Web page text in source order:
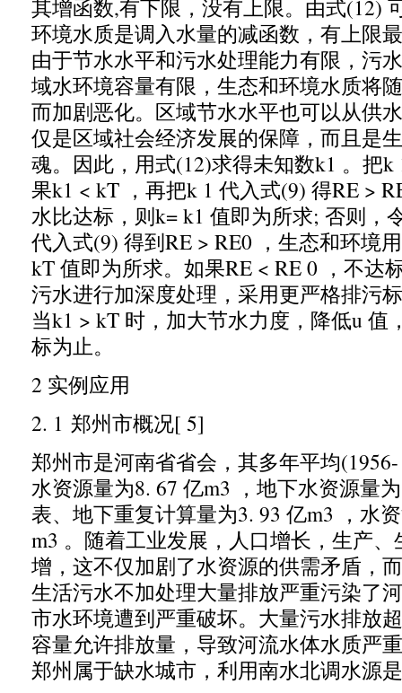
其增函数,有下限 ， 没有上限。由式(12)
环境水质是调入水量的减函数 ， 有上限
由于节水水平和污水处理能力有限 ， 污
域水环境容量有限 ， 生态和环境水质将
而加剧恶化。区域节水水平也可以从供
仅是区域社会经济发展的保障 ， 而且是
魂。因此 ， 用式(12)求得未知数k1 。把k
果k1 < kT ， 再把k 1 代入式(9) 得RE >
水比达标 ， 则k= k1 值即为所求; 否则 ，
代入式(9) 得到RE > RE0 ， 生态和环境
kT值即为所求。如果RE < RE 0 ， 不达
污水进行加深度处理 ， 采用更严格排污
当k1 > kT 时 ， 加大节水力度 ， 降低u 值
标为止。
2 实例应用
2. 1 郑州市概况[ 5]
郑州市是河南省省会 ， 其多年平均
水资源量为8. 67 亿m3 ， 地下水资源量为
表、地下重复计算量为3. 93 亿m3 ， 水
m3 。随着工业发展 ， 人口增长 ， 生产、
增 ， 这不仅加剧了水资源的供需矛盾 ，
生活污水不加处理大量排放严重污染了
市水环境遭到严重破坏。大量污水排放
容量允许排放量 ， 导致河流水体水质严
郑州属于缺水城市 ， 利用南水北调水源